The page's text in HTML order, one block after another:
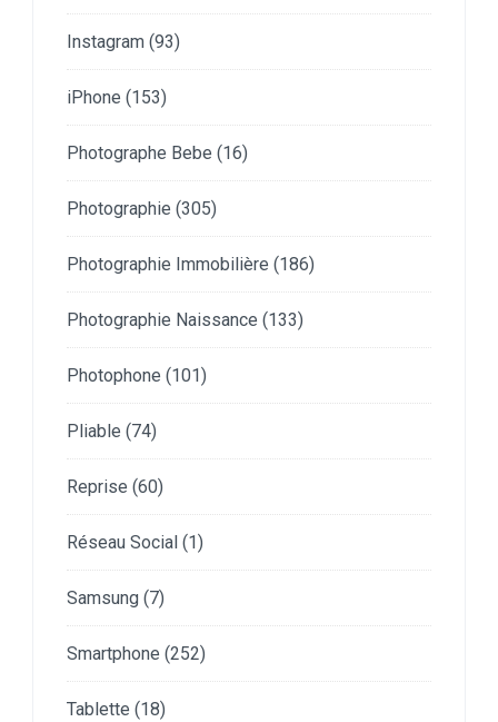
Instagram (93)
iPhone (153)
Photographe Bebe (16)
Photographie (305)
Photographie Immobilière (186)
Photographie Naissance (133)
Photophone (101)
Pliable (74)
Reprise (60)
Réseau Social (1)
Samsung (7)
Smartphone (252)
Tablette (18)